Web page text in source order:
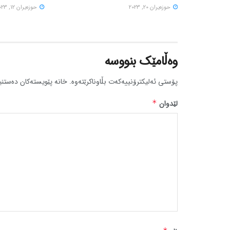
حوزه‌یران 20, 2023 حوزه‌یران 12, 2023
وەڵامێک بنووسە
پۆستی ئەلیکترۆنییەکەت بڵاوناکرێتەوە. خانە پێویستەکان
لێدوان *